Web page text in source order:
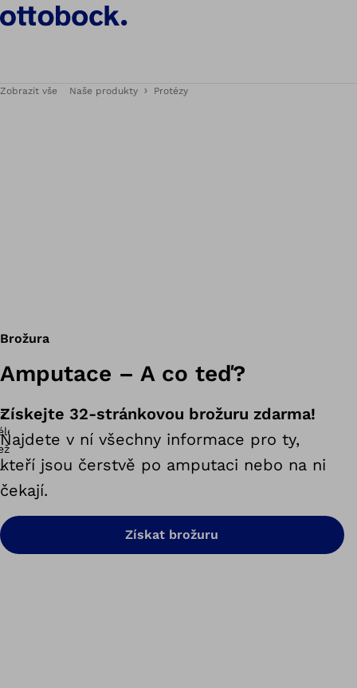
Zobrazit vše Naše produkty Protézy
Brožura
Amputace – A co teď?
Získejte 32-stránkovou brožuru zdarma!
Najdete v ní všechny informace pro ty,
kteří jsou čerstvě po amputaci nebo na ni
čekají.
Získat brožuru